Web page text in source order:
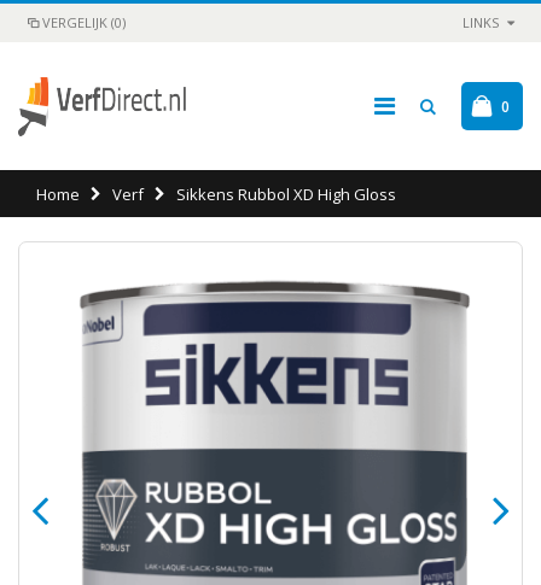
VERGELIJK (0) LINKS
0
Home Verf Sikkens Rubbol XD High Gloss